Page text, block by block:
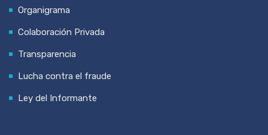
Organigrama
Colaboración Privada
Transparencia
Lucha contra el fraude
Ley del Informante